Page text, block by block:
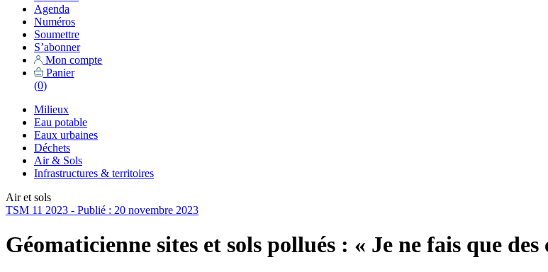
Agenda
Numéros
Soumettre
S’abonner
Mon compte
Panier
(0)
Milieux
Eau potable
Eaux urbaines
Déchets
Air & Sols
Infrastructures & territoires
Air et sols
TSM 11 2023 - Publié : 20 novembre 2023
Géomaticienne sites et sols pollués : « Je ne fais que